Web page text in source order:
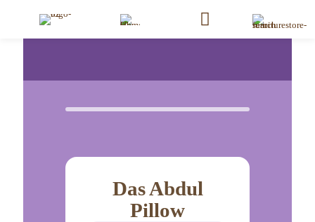
Das Abdul
Pillow